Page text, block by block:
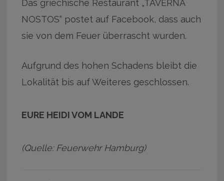
Das griechische Restaurant „TAVERNA
NOSTOS“ postet auf Facebook, dass auch
sie von dem Feuer überrascht wurden.
Aufgrund des hohen Schadens bleibt die
Lokalität bis auf Weiteres geschlossen.
EURE HEIDI VOM LANDE
(Quelle: Feuerwehr Hamburg)